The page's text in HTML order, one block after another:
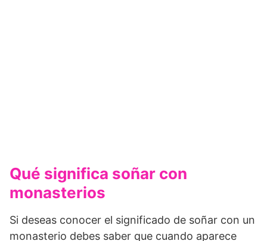
Qué significa soñar con
monasterios
Si deseas conocer el significado de soñar con un
monasterio debes saber que cuando aparece